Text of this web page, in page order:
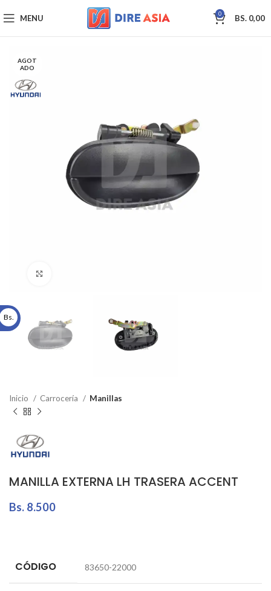
MENU 0 BS. 0,00
AGOT
ADO
Inicio Carrocería Manillas
MANILLA EXTERNA LH TRASERA ACCENT
Bs. 8.500
CÓDIGO 83650-22000
Bs.